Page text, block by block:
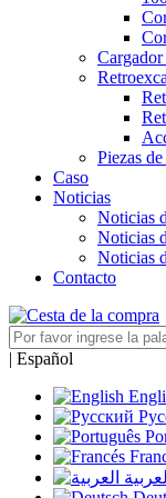
Piezas
Caso
Noticias
Noticias
Noticias
Noticias
Contacto
| Español
العربية